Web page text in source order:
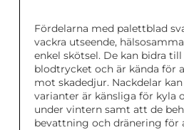
Fördelarna med palettblad
vackra utseende,
enkel skötsel. De kan bidra
blodtrycket och är kända för
mot skadedjur. Nackdelar
varianter är känsliga för kyla
under vintern samt att de
bevattning och dränering